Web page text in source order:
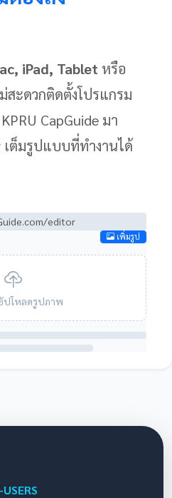
iPad, Tablet หรือ
สะดวกติดตั้งโปรแกรม
CapGuide มา
ต็มรูปแบบที่ทำงานได้
editor
เพิ่มรูป
ปโหลดรูปภาพ